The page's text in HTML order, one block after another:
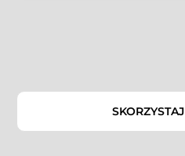
SKORZYSTAJ